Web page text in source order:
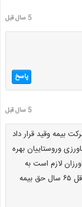
5 سال قبل
پاسخ
5 سال قبل
بیمه وقید قرار داد
وروستاییان بهره
لازم است به
مدت ۱۵ سال حق بیمه پرداخت کرد باشد و حداقل ۶۵ سال حق بیمه